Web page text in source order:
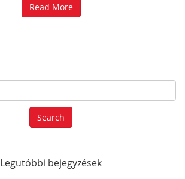
Read More
e
a
r
f
Search
Legutóbbi bejegyzések